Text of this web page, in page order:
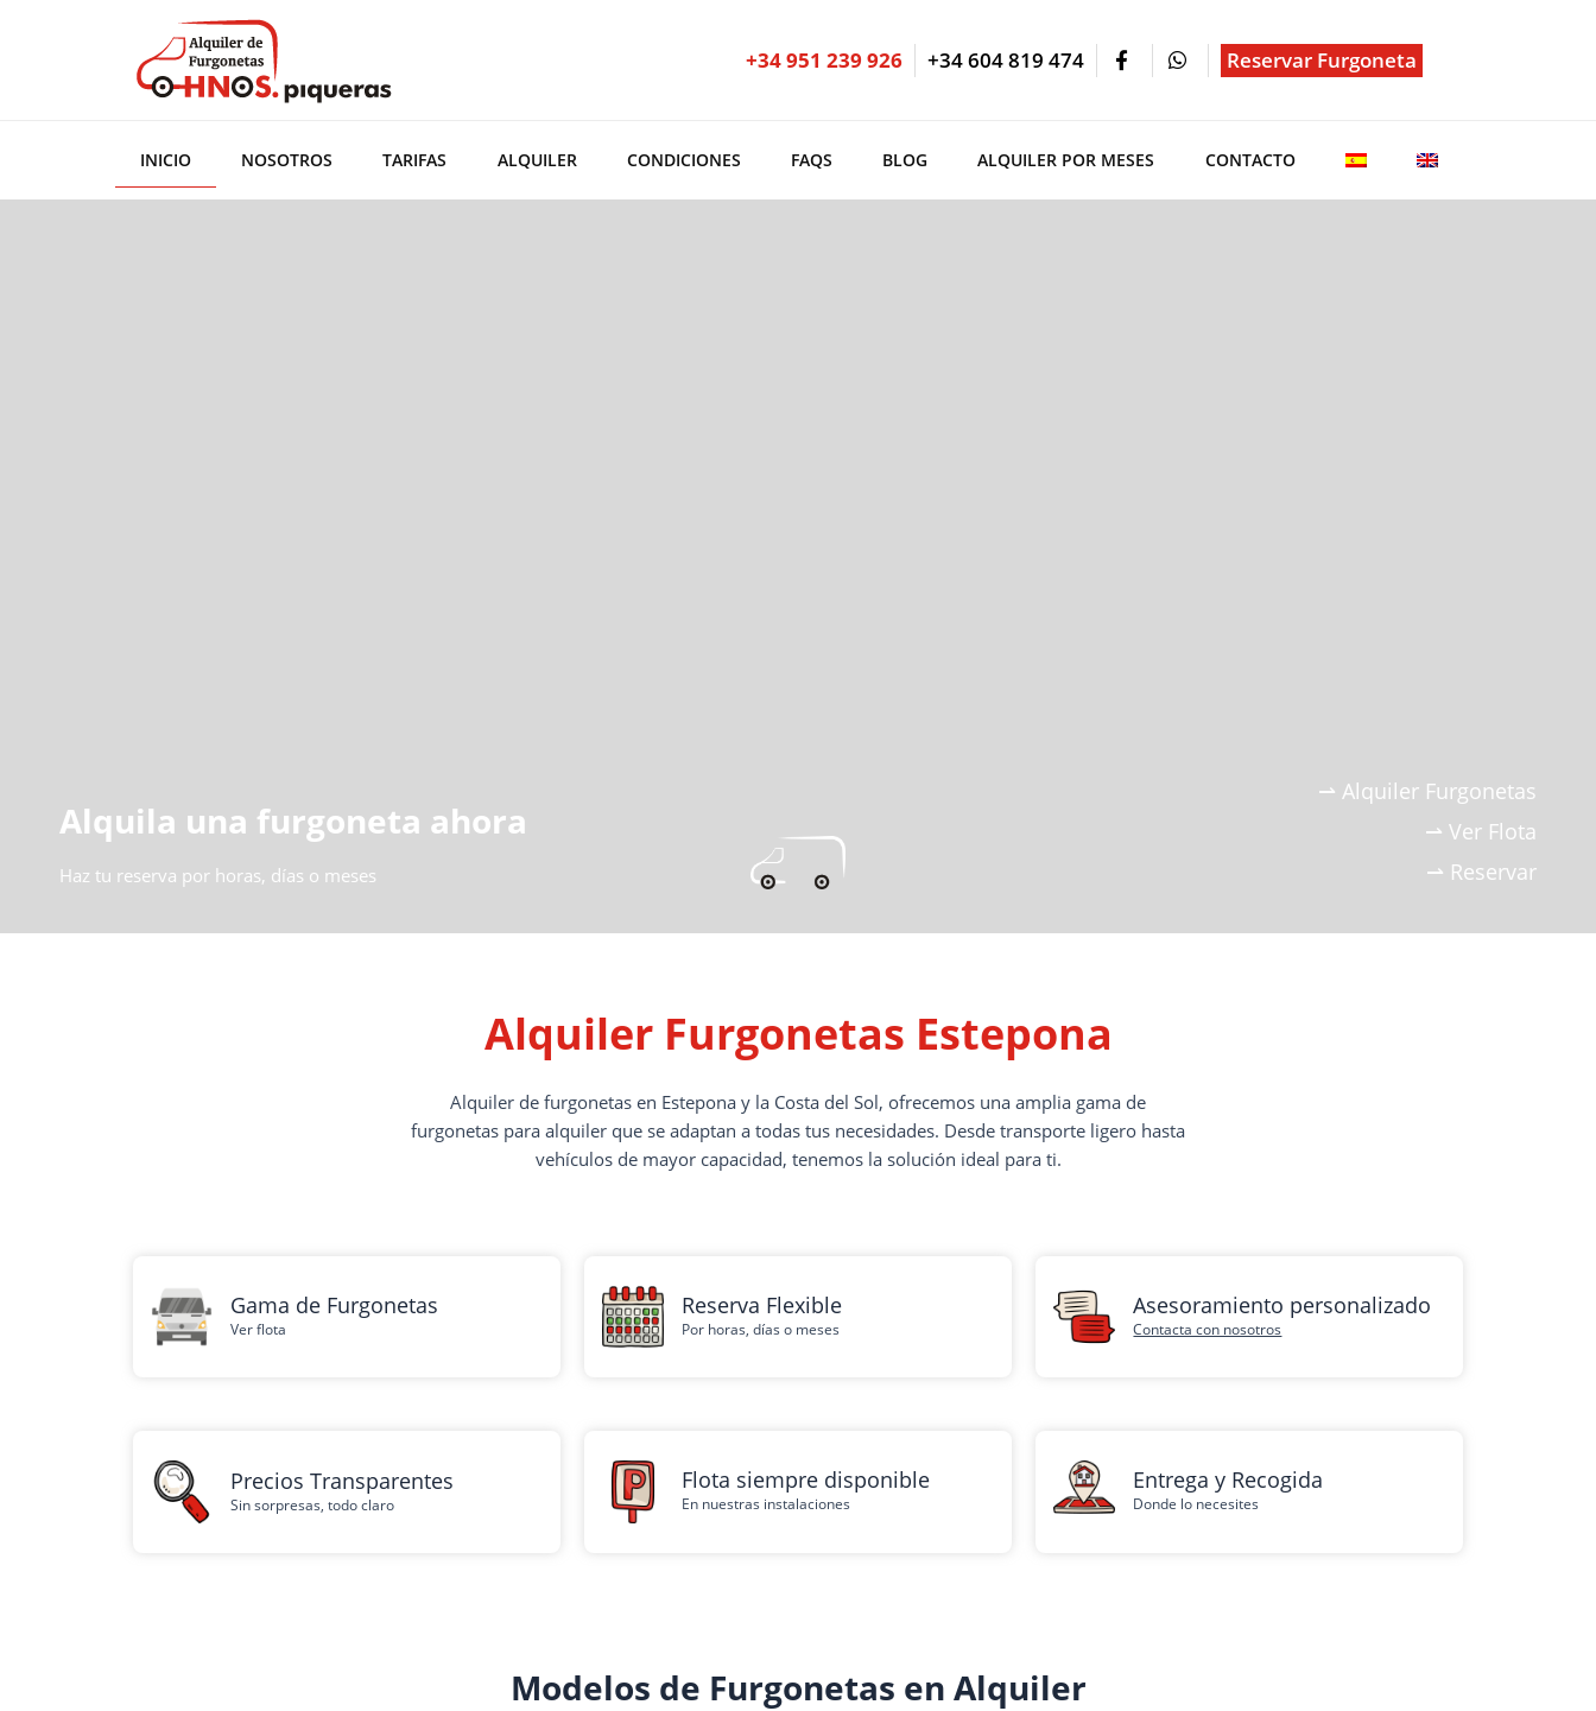
+34 951 239 926 +34 604 819 474 Reservar Furgoneta
INICIO NOSOTROS TARIFAS ALQUILER CONDICIONES FAQS BLOG ALQUILER POR MESES CONTACTO
Alquila una furgoneta ahora
Haz tu reserva por horas, días o meses
⇀ Alquiler Furgonetas
⇀ Ver Flota
⇀ Reservar
Alquiler Furgonetas Estepona
Alquiler de furgonetas en Estepona y la Costa del Sol, ofrecemos una amplia gama de
furgonetas para alquiler que se adaptan a todas tus necesidades. Desde transporte ligero hasta
vehículos de mayor capacidad, tenemos la solución ideal para ti.
Gama de Furgonetas
Ver flota
Reserva Flexible
Por horas, días o meses
Asesoramiento personalizado
Contacta con nosotros
Precios Transparentes
Sin sorpresas, todo claro
Flota siempre disponible
En nuestras instalaciones
Entrega y Recogida
Donde lo necesites
Modelos de Furgonetas en Alquiler